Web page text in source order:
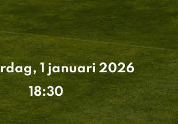
1 januari 2026
18:30